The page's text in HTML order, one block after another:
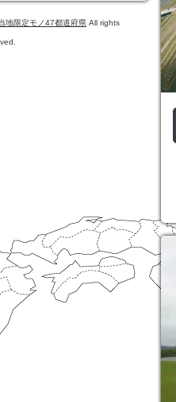
地限定モノ47都道府県 All rights